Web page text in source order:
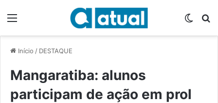
Início / DESTAQUE
Mangaratiba: alunos
participam de ação em prol